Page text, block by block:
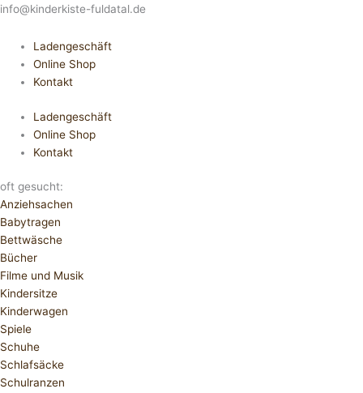
info@kinderkiste-fuldatal.de
Ladengeschäft
Online Shop
Kontakt
Ladengeschäft
Online Shop
Kontakt
oft gesucht:
Anziehsachen
Babytragen
Bettwäsche
Bücher
Filme und Musik
Kindersitze
Kinderwagen
Spiele
Schuhe
Schlafsäcke
Schulranzen